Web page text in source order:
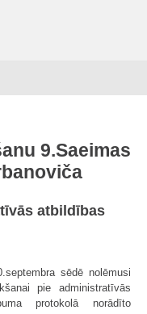
9.Saeimas
atbildības
sēdē nolēmusi
pie administratīvās
protokolā norādīto